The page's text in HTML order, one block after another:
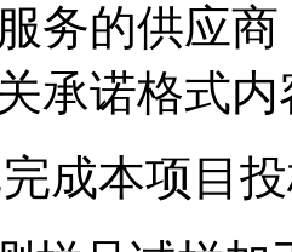
务的供应
承诺格式
成本项目